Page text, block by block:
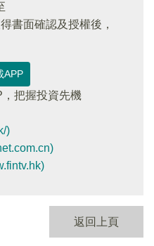
得書面確認及授權後，
APP
把握投資先機
)
返回上頁